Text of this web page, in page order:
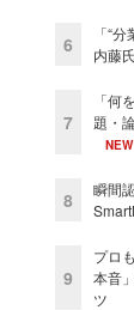
6
「“
内藤
7
「何
題・
NEW
8
瞬間
9
プロ
本音
ツ